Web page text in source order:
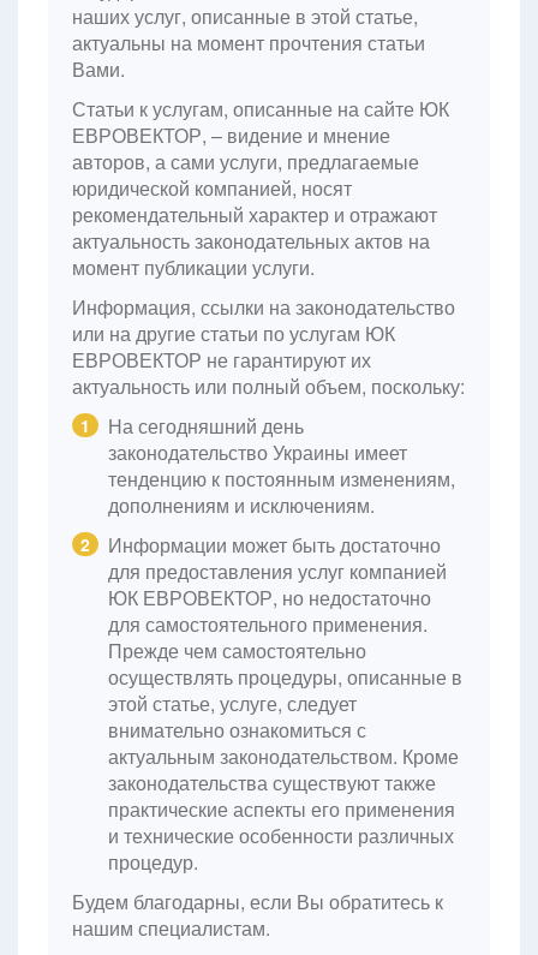
наших услуг, описанные в этой статье,
актуальны на момент прочтения статьи
Вами.
Статьи к услугам, описанные на сайте ЮК
ЕВРОВЕКТОР, – видение и мнение
авторов, а сами услуги, предлагаемые
юридической компанией, носят
рекомендательный характер и отражают
актуальность законодательных актов на
момент публикации услуги.
Информация, ссылки на законодательство
или на другие статьи по услугам ЮК
ЕВРОВЕКТОР не гарантируют их
актуальность или полный объем, поскольку:
1
На сегодняшний день
законодательство Украины имеет
тенденцию к постоянным изменениям,
дополнениям и исключениям.
2
Информации может быть достаточно
для предоставления услуг компанией
ЮК ЕВРОВЕКТОР, но недостаточно
для самостоятельного применения.
Прежде чем самостоятельно
осуществлять процедуры, описанные в
этой статье, услуге, следует
внимательно ознакомиться с
актуальным законодательством. Кроме
законодательства существуют также
практические аспекты его применения
и технические особенности различных
процедур.
Будем благодарны, если Вы обратитесь к
нашим специалистам.